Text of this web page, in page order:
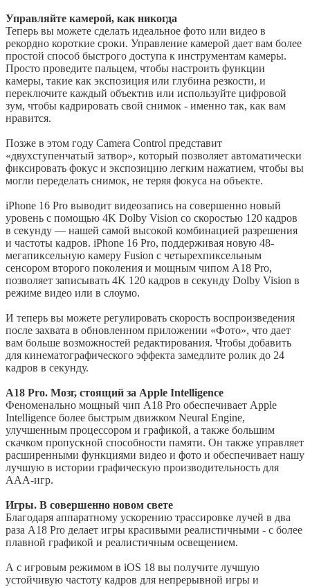
Управляйте камерой, как никогда
Теперь вы можете сделать идеальное фото или видео в
рекордно короткие сроки. Управление камерой дает вам более
простой способ быстрого доступа к инструментам камеры.
Просто проведите пальцем, чтобы настроить функции
камеры, такие как экспозиция или глубина резкости, и
переключите каждый объектив или используйте цифровой
зум, чтобы кадрировать свой снимок - именно так, как вам
нравится.
Позже в этом году Camera Control представит
«двухступенчатый затвор», который позволяет автоматически
фиксировать фокус и экспозицию легким нажатием, чтобы вы
могли переделать снимок, не теряя фокуса на объекте.
iPhone 16 Pro выводит видеозапись на совершенно новый
уровень с помощью 4K Dolby Vision со скоростью 120 кадров
в секунду — нашей самой высокой комбинацией разрешения
и частоты кадров. iPhone 16 Pro, поддерживая новую 48-
мегапиксельную камеру Fusion с четырехпиксельным
сенсором второго поколения и мощным чипом A18 Pro,
позволяет записывать 4K 120 кадров в секунду Dolby Vision в
режиме видео или в слоумо.
И теперь вы можете регулировать скорость воспроизведения
после захвата в обновленном приложении «Фото», что дает
вам больше возможностей редактирования. Чтобы добавить
для кинематографического эффекта замедлите ролик до 24
кадров в секунду.
A18 Pro. Мозг, стоящий за Apple Intelligence
Феноменально мощный чип A18 Pro обеспечивает Apple
Intelligence более быстрым движком Neural Engine,
улучшенным процессором и графикой, а также большим
скачком пропускной способности памяти. Он также управляет
расширенными функциями видео и фото и обеспечивает нашу
лучшую в истории графическую производительность для
ААА-игр.
Игры. В совершенно новом свете
Благодаря аппаратному ускорению трассировке лучей в два
раза A18 Pro делает игры красивыми реалистичными - с более
плавной графикой и реалистичным освещением.
А с игровым режимом в iOS 18 вы получите лучшую
устойчивую частоту кадров для непрерывной игры и